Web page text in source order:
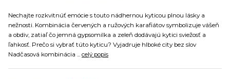
Nechajte rozkvitnúť emócie s touto nádhernou kyticou plnou lásky a
nežnosti. Kombinácia červených a ružových karafiátov symbolizuje vášeň
a obdiv, zatiaľ čo jemná gypsomilka a zeleň dodávajú kytici sviežosť a
ľahkosť. Prečo si vybrať túto kyticu? Vyjadruje hlboké city bez slov
Nadčasová kombinácia ... celý popis